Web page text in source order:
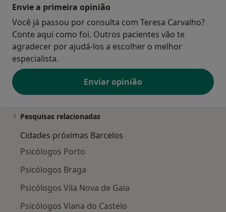
Envie a primeira opinião
Você já passou por consulta com Teresa Carvalho?
Conte aqui como foi. Outros pacientes vão te
agradecer por ajudá-los a escolher o melhor
especialista.
Enviar opinião
Pesquisas relacionadas
Cidades próximas Barcelos
Psicólogos Porto
Psicólogos Braga
Psicólogos Vila Nova de Gaia
Psicólogos Viana do Castelo